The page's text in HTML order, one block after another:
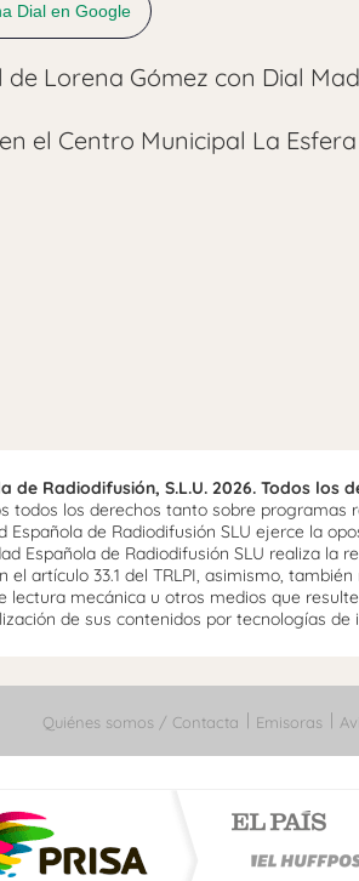
Dial en Google
de Lorena Gómez con Dial
el Centro Municipal La
de Radiodifusión, S.L.U. 2026. Todos los
todos los derechos tanto sobre programas
Española de Radiodifusión SLU ejerce la
Española de Radiodifusión SLU realiza
el artículo 33.1 del TRLPI, asimismo,
lectura mecánica u otros medios que
de sus contenidos por tecnologías
Quiénes somos / Contacta Emisoras